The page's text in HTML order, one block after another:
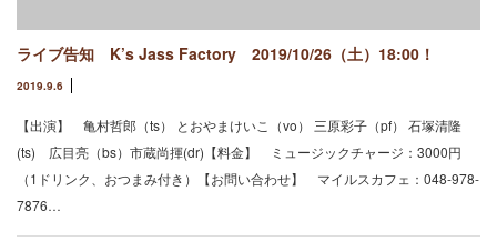
ライブ告知 K’s Jass Factory 2019/10/26（土）18:00！
2019.9.6
【出演】 亀村哲郎（ts） とおやまけいこ（vo） 三原彩子（pf） 石塚清隆
(ts) 広目亮（bs）市蔵尚揮(dr)【料金】 ミュージックチャージ：3000円
（1ドリンク、おつまみ付き）【お問い合わせ】 マイルスカフェ：048-978-
7876…